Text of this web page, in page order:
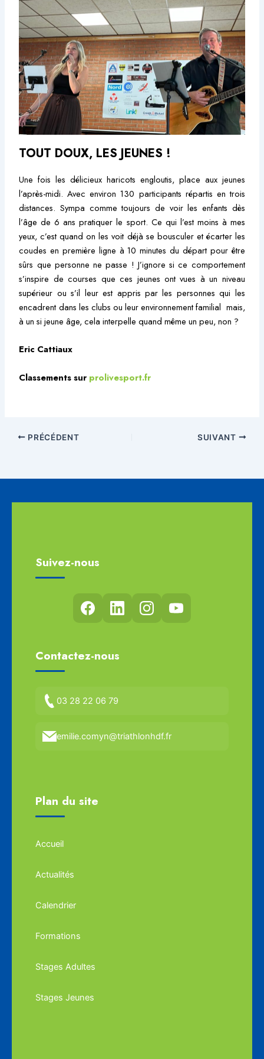
TOUT DOUX, LES JEUNES !
Une fois les délicieux haricots engloutis, place aux jeunes
l’après-midi. Avec environ 130 participants répartis en trois
distances. Sympa comme toujours de voir les enfants dès
l’âge de 6 ans pratiquer le sport. Ce qui l’est moins à mes
yeux, c’est quand on les voit déjà se bousculer et écarter les
coudes en première ligne à 10 minutes du départ pour être
sûrs que personne ne passe ! J’ignore si ce comportement
s’inspire de courses que ces jeunes ont vues à un niveau
supérieur ou s’il leur est appris par les personnes qui les
encadrent dans les clubs ou leur environnement familial mais,
à un si jeune âge, cela interpelle quand même un peu, non ?
Eric Cattiaux
Classements sur prolivesport.fr
PRÉCÉDENT SUIVANT
Suivez-nous
Contactez-nous
03 28 22 06 79
emilie.comyn@triathlonhdf.fr
Plan du site
Accueil
Actualités
Calendrier
Formations
Stages Adultes
Stages Jeunes